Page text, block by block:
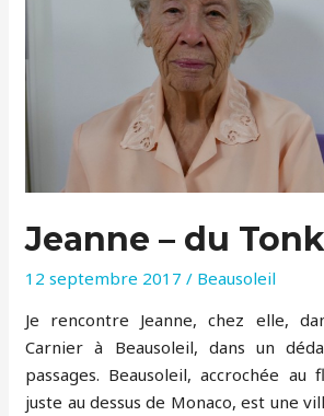
Jeanne – du
12 septembre 2017 / Beausoleil
Je rencontre Jeanne, chez elle,
Carnier à Beausoleil, dans un
passages. Beausoleil, accrochée au
juste au dessus de Monaco, est une